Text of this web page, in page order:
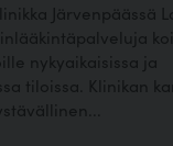
Järvenpäässä
nykyaikaisissa ja
tiloissa. Klinikan